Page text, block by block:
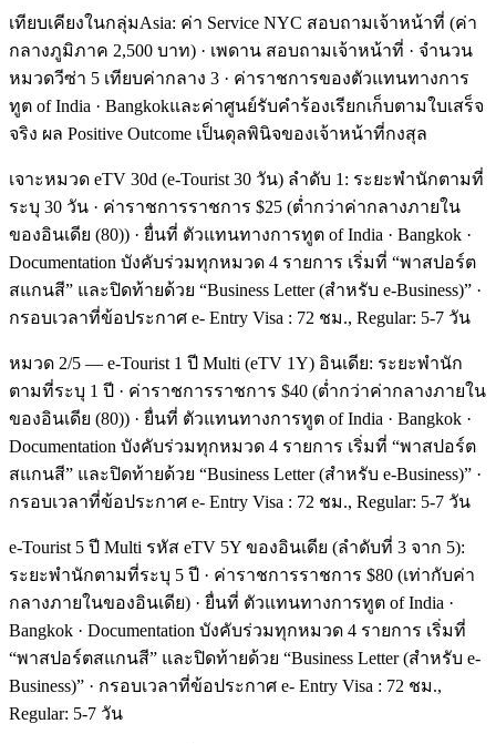
เทียบเคียงในกลุ่มAsia: ค่า Service NYC สอบถามเจ้าหน้าที่ (ค่า
กลางภูมิภาค 2,500 บาท) · เพดาน สอบถามเจ้าหน้าที่ · จำนวน
หมวดวีซ่า 5 เทียบค่ากลาง 3 · ค่าราชการของตัวแทนทางการ
ทูต of India · Bangkokและค่าศูนย์รับคำร้องเรียกเก็บตามใบเสร็จ
จริง ผล Positive Outcome เป็นดุลพินิจของเจ้าหน้าที่กงสุล
เจาะหมวด eTV 30d (e-Tourist 30 วัน) ลำดับ 1: ระยะพำนักตามที่
ระบุ 30 วัน · ค่าราชการราชการ $25 (ต่ำกว่าค่ากลางภายใน
ของอินเดีย (80)) · ยื่นที่ ตัวแทนทางการทูต of India · Bangkok ·
Documentation บังคับร่วมทุกหมวด 4 รายการ เริ่มที่ “พาสปอร์ต
สแกนสี” และปิดท้ายด้วย “Business Letter (สำหรับ e-Business)” ·
กรอบเวลาที่ข้อประกาศ e- Entry Visa : 72 ชม., Regular: 5-7 วัน
หมวด 2/5 — e-Tourist 1 ปี Multi (eTV 1Y) อินเดีย: ระยะพำนัก
ตามที่ระบุ 1 ปี · ค่าราชการราชการ $40 (ต่ำกว่าค่ากลางภายใน
ของอินเดีย (80)) · ยื่นที่ ตัวแทนทางการทูต of India · Bangkok ·
Documentation บังคับร่วมทุกหมวด 4 รายการ เริ่มที่ “พาสปอร์ต
สแกนสี” และปิดท้ายด้วย “Business Letter (สำหรับ e-Business)” ·
กรอบเวลาที่ข้อประกาศ e- Entry Visa : 72 ชม., Regular: 5-7 วัน
e-Tourist 5 ปี Multi รหัส eTV 5Y ของอินเดีย (ลำดับที่ 3 จาก 5):
ระยะพำนักตามที่ระบุ 5 ปี · ค่าราชการราชการ $80 (เท่ากับค่า
กลางภายในของอินเดีย) · ยื่นที่ ตัวแทนทางการทูต of India ·
Bangkok · Documentation บังคับร่วมทุกหมวด 4 รายการ เริ่มที่
“พาสปอร์ตสแกนสี” และปิดท้ายด้วย “Business Letter (สำหรับ e-
Business)” · กรอบเวลาที่ข้อประกาศ e- Entry Visa : 72 ชม.,
Regular: 5-7 วัน